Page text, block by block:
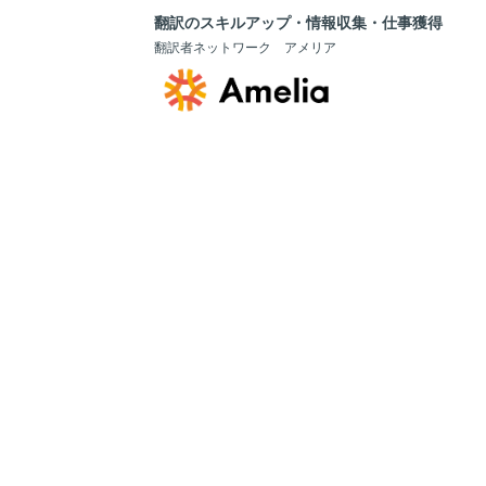
翻訳のスキルアップ・情報収集・仕事獲得
翻訳者ネットワーク アメリア